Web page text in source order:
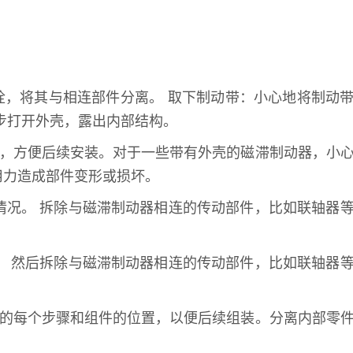
将其与相连部件分离。 取下制动带：小心地将制动
开外壳，露出内部结构。
方便后续安装。对于一些带有外壳的磁滞制动器，小
造成部件变形或损坏。
。 拆除与磁滞制动器相连的传动部件，比如联轴器
后拆除与磁滞制动器相连的传动部件，比如联轴器
每个步骤和组件的位置，以便后续组装。分离内部零